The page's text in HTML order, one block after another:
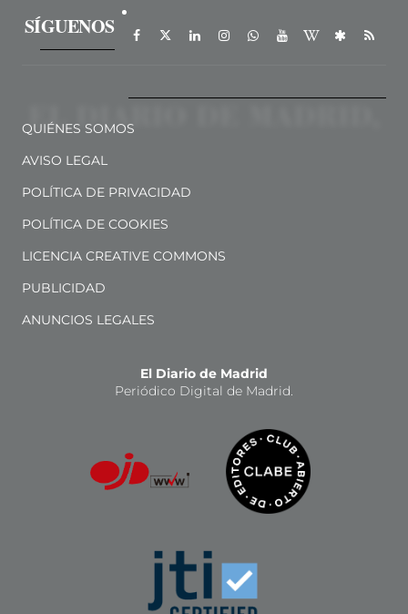
SÍGUENOS
QUIÉNES SOMOS
AVISO LEGAL
POLÍTICA DE PRIVACIDAD
POLÍTICA DE COOKIES
LICENCIA CREATIVE COMMONS
PUBLICIDAD
ANUNCIOS LEGALES
El Diario de Madrid
Periódico Digital de Madrid.